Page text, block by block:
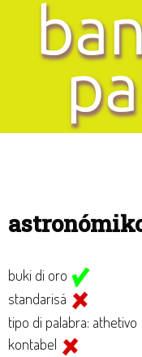
buki di oro
standarisá
tipo di palabra: athetivo
kontabel